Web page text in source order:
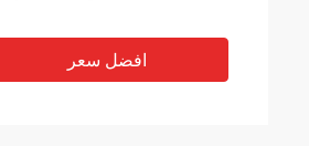
افضل سعر